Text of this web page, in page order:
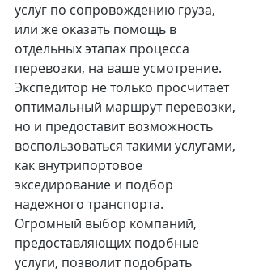
услуг по сопровождению груза,
или же оказать помощь в
отдельных этапах процесса
перевозки, на ваше усмотрение.
Экспедитор не только просчитает
оптимальный маршрут перевозки,
но и предоставит возможность
воспользоваться такими услугами,
как внутрипортовое
экседирование и подбор
надежного транспорта.
Огромный выбор компаний,
предоставляющих подобные
услуги, позволит подобрать